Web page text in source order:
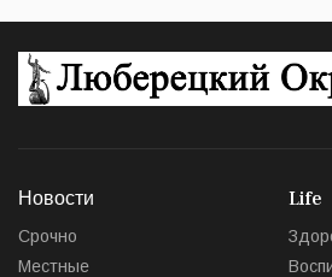
Новости
Срочно
Местные
Life